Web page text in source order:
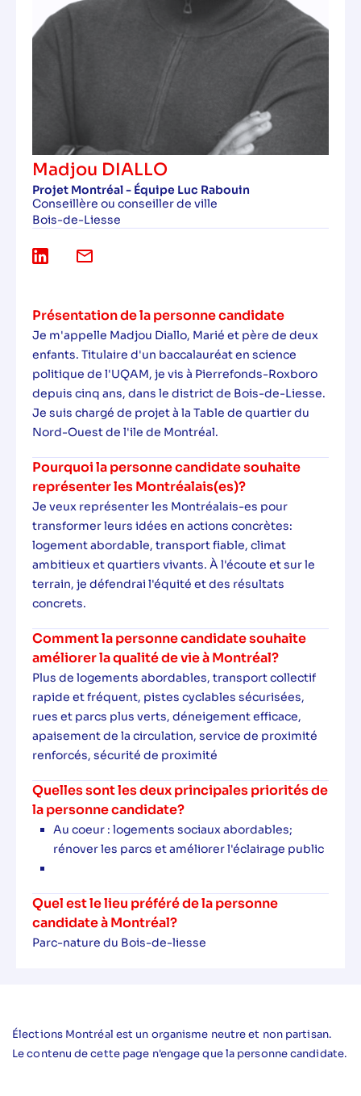
Madjou DIALLO
Projet Montréal - Équipe Luc Rabouin
Conseillère ou conseiller de ville
Bois-de-Liesse
Présentation de la personne candidate
Je m'appelle Madjou Diallo, Marié et père de deux
enfants. Titulaire d'un baccalauréat en science
politique de l'UQAM, je vis à Pierrefonds-Roxboro
depuis cinq ans, dans le district de Bois-de-Liesse.
Je suis chargé de projet à la Table de quartier du
Nord-Ouest de l'ile de Montréal.
Pourquoi la personne candidate souhaite
représenter les Montréalais(es)?
Je veux représenter les Montréalais-es pour
transformer leurs idées en actions concrètes:
logement abordable, transport fiable, climat
ambitieux et quartiers vivants. À l'écoute et sur le
terrain, je défendrai l'équité et des résultats
concrets.
Comment la personne candidate souhaite
améliorer la qualité de vie à Montréal?
Plus de logements abordables, transport collectif
rapide et fréquent, pistes cyclables sécurisées,
rues et parcs plus verts, déneigement efficace,
apaisement de la circulation, service de proximité
renforcés, sécurité de proximité
Quelles sont les deux principales priorités de
la personne candidate?
Au coeur : logements sociaux abordables;
rénover les parcs et améliorer l'éclairage public
Quel est le lieu préféré de la personne
candidate à Montréal?
Parc-nature du Bois-de-liesse
Élections Montréal est un organisme neutre et non partisan.
Le contenu de cette page n'engage que la personne candidate.